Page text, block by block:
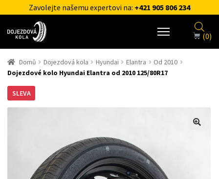
Zavolejte našemu expertovi na: +421 905 806 234
(0)
Domů Dojezdová kola Hyundai Elantra
Od 2010
Dojezdové kolo Hyundai Elantra od 2010 125/80R17
SLEVA